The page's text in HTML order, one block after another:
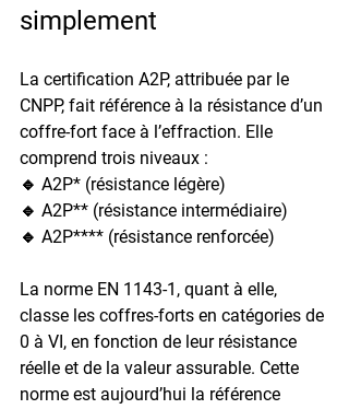
simplement
La certification A2P, attribuée par le
CNPP, fait référence à la résistance d’un
coffre-fort face à l’effraction. Elle
comprend trois niveaux :
🔹 A2P* (résistance légère)
🔹 A2P** (résistance intermédiaire)
🔹 A2P**** (résistance renforcée)
La norme EN 1143-1 , quant à elle,
classe les coffres-forts en catégories de
0 à VI, en fonction de leur résistance
réelle et de la valeur assurable. Cette
norme est aujourd’hui la référence